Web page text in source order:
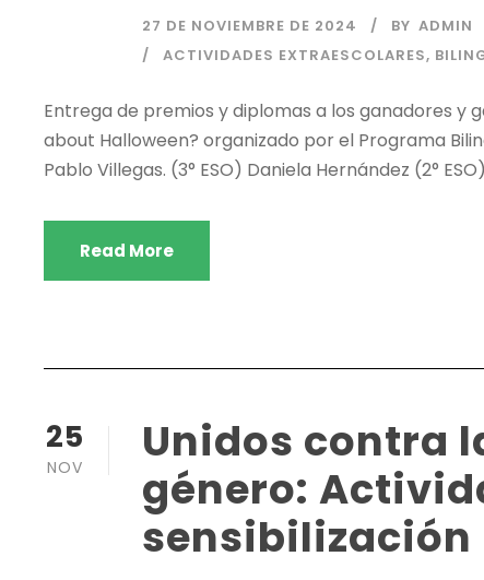
27 DE NOVIEMBRE DE 2024 BY ADMIN
ACTIVIDADES EXTRAESCOLARES,
Entrega de premios y diplomas a los ganadores y
about Halloween? organizado por el Programa
Pablo Villegas. (3° ESO) Daniela Hernández (2°
Read More
25
NOV
Unidos contra
género:
sensibilización